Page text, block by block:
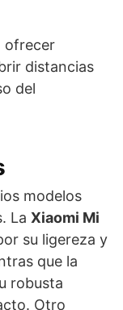
ofrecer
distancias
del
modelos
La Xiaomi Mi
su ligereza y
que la
robusta
Otro